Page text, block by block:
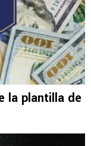
la plantilla de